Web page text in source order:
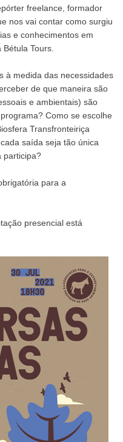
freelance, formador
nos vai contar como surgiu
e conhecimentos em
Tours.
à medida das necessidades
de que maneira são
e ambientais) são
Como se escolhe
Transfronteiriça
saída seja tão única
participa?
para a
presencial está